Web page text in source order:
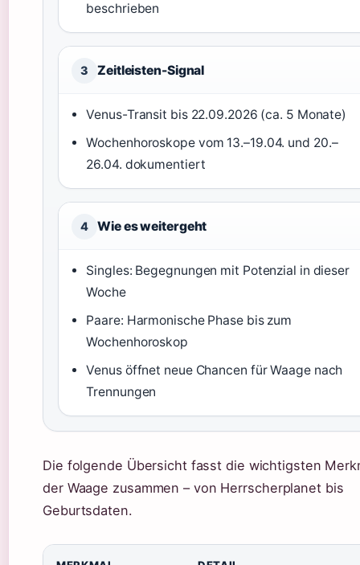
beschrieben
3 Zeitleisten-Signal
Venus-Transit bis 22.09.2026 (ca. 5 Monate)
Wochenhoroskope vom 13.–19.04. und 20.–
26.04. dokumentiert
4 Wie es weitergeht
Singles: Begegnungen mit Potenzial in dieser
Woche
Paare: Harmonische Phase bis zum
Wochenhoroskop
Venus öffnet neue Chancen für Waage nach
Trennungen
Die folgende Übersicht fasst die wichtigsten
der Waage zusammen – von Herrscherplanet bis
Geburtsdaten.